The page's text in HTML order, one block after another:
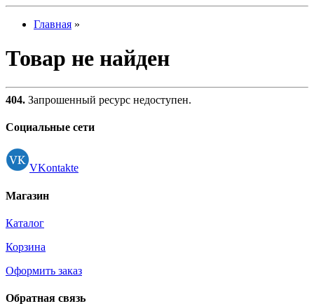
Главная »
Товар не найден
404. Запрошенный ресурс недоступен.
Социальные сети
VKontakte
Магазин
Каталог
Корзина
Оформить заказ
Обратная связь